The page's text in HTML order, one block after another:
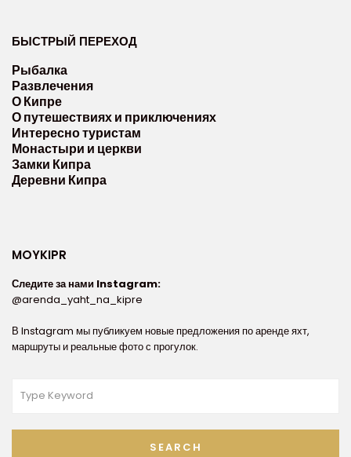
БЫСТРЫЙ ПЕРЕХОД
Рыбалка
Развлечения
О Кипре
О путешествиях и приключениях
Интересно туристам
Монастыри и церкви
Замки Кипра
Деревни Кипра
MOYKIPR
Следите за нами Instagram:
@arenda_yaht_na_kipre
В Instagram мы публикуем новые предложения по аренде яхт,
маршруты и реальные фото с прогулок.
SEARCH